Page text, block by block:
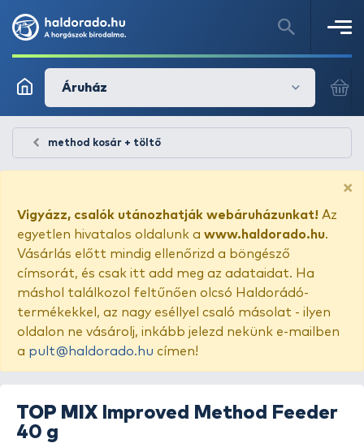
Áruház
method kosár + töltő
×
Vigyázz, csalók utánozhatják webáruházunkat! Az
egyetlen hivatalos oldalunk a www.haldorado.hu.
Vásárlás előtt mindig ellenőrizd a böngésző
címsorát, és csak itt add meg az adataidat. Ha
máshol találkozol feltűnően olcsó Haldorádó-
termékekkel, az nagy eséllyel csaló másolat - ilyen
oldalon ne vásárolj, inkább jelezd nekünk e-mailben
a pult@haldorado.hu címen!
TOP MIX Improved Method Feeder
40 g